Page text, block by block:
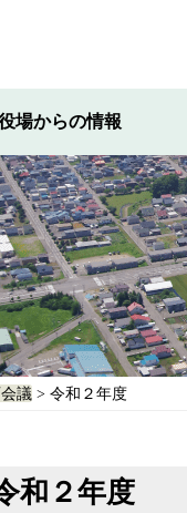
場からの情報
議 > 令和２年度
和２年度